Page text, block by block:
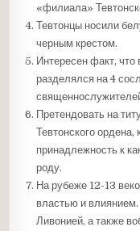
«филиала»
Тевтонцы носили
черным крестом.
Интересен факт,
разделялся на 4
Претендовать на
Тевтонского
принадлежность к
роду.
На рубеже 12-13
властью и
Ливонией, а также